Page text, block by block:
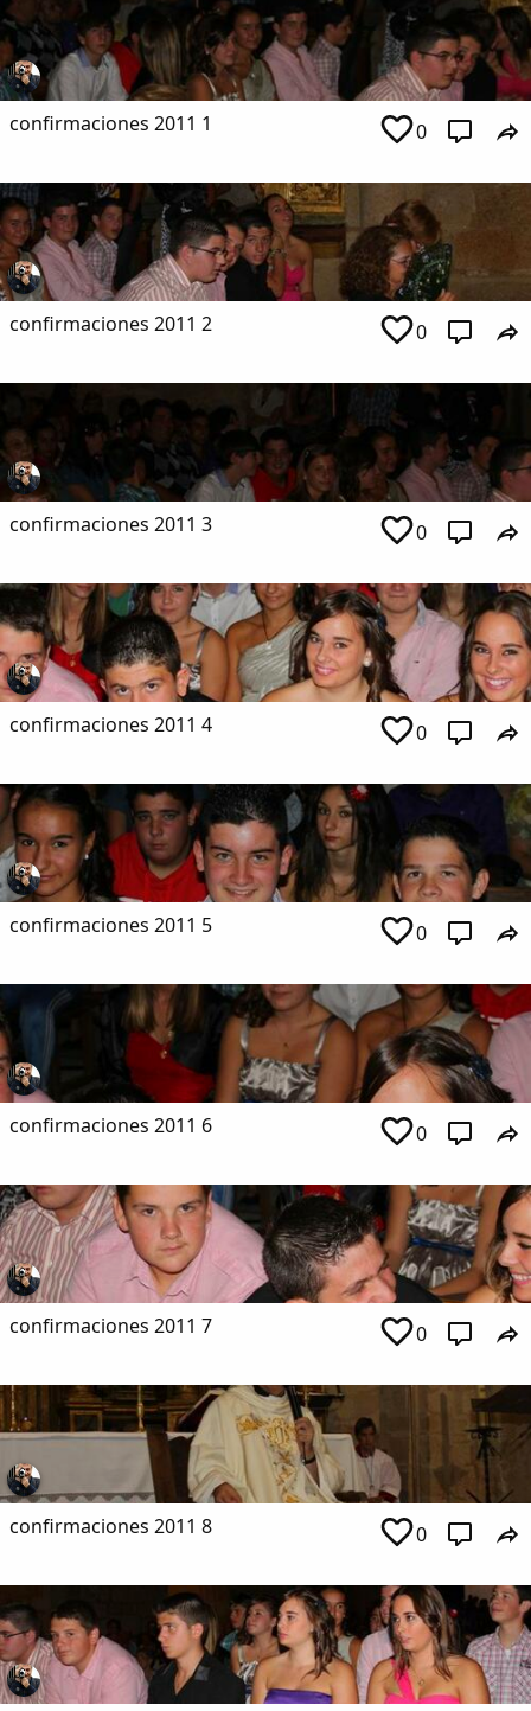
confirmaciones 2011 1 0
confirmaciones 2011 2 0
confirmaciones 2011 3 0
confirmaciones 2011 4 0
confirmaciones 2011 5 0
confirmaciones 2011 6 0
confirmaciones 2011 7 0
confirmaciones 2011 8 0